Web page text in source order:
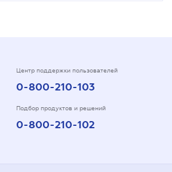
Центр поддержки пользователей
0-800-210-103
Подбор продуктов и решений
0-800-210-102